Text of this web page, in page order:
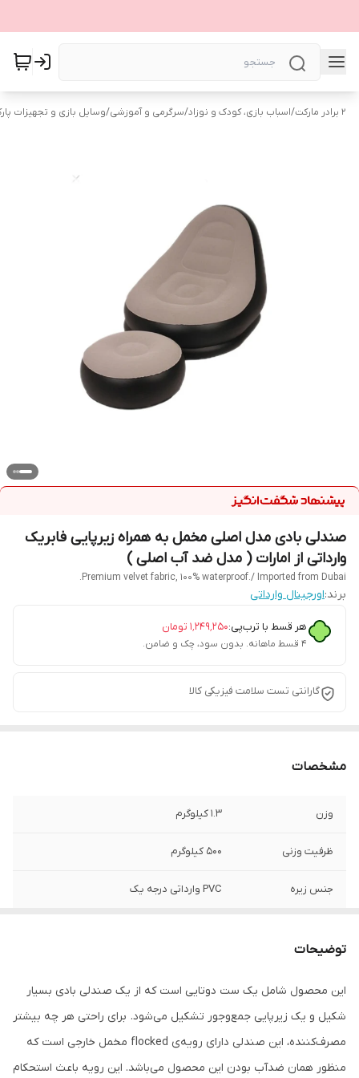
۲ برادر مارکت /اسباب بازی، کودک و نوزاد/سرگرمی و آموزشی/وسایل بازی و تجهیزات
صندلی بادی مدل اصلی مخمل به همراه زیرپایی فابریک
وارداتی از امارات ( مدل ضد آب اصلی )
Premium velvet fabric, 100% waterproof./ Imported from Dubai.
برند:اورجینال وارداتی
هر قسط با ترب‌پی:۱٬۲۴۹٬۲۵۰ تومان
۴ قسط ماهانه. بدون سود، چک و ضامن.
گارانتی تست سلامت فیزیکی کالا
مشخصات
وزن 1.3 کیلوگرم
ظرفیت وزنی 500 کیلوگرم
جنس زیره PVC وارداتی درجه یک
توضیحات
این محصول شامل یک ست دوتایی است که از یک صندلی بادی بسیار
شکیل و یک زیرپایی جمع‌وجور تشکیل می‌شود. برای راحتی هر چه بیشتر
مصرف‌کننده، این صندلی دارای رویه‌ی‌ flocked مخمل خارجی است که
منظور همان ضدآب بودن این محصول می‌باشد. این رویه باعث استحکام